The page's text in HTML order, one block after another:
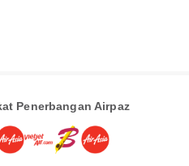
Penerbangan Airpaz